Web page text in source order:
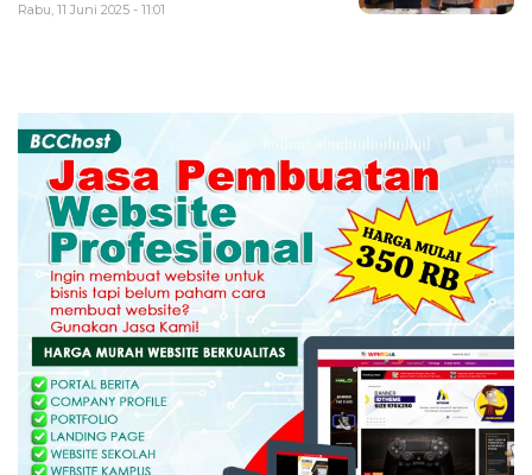
Rabu, 11 Juni 2025 - 11:01